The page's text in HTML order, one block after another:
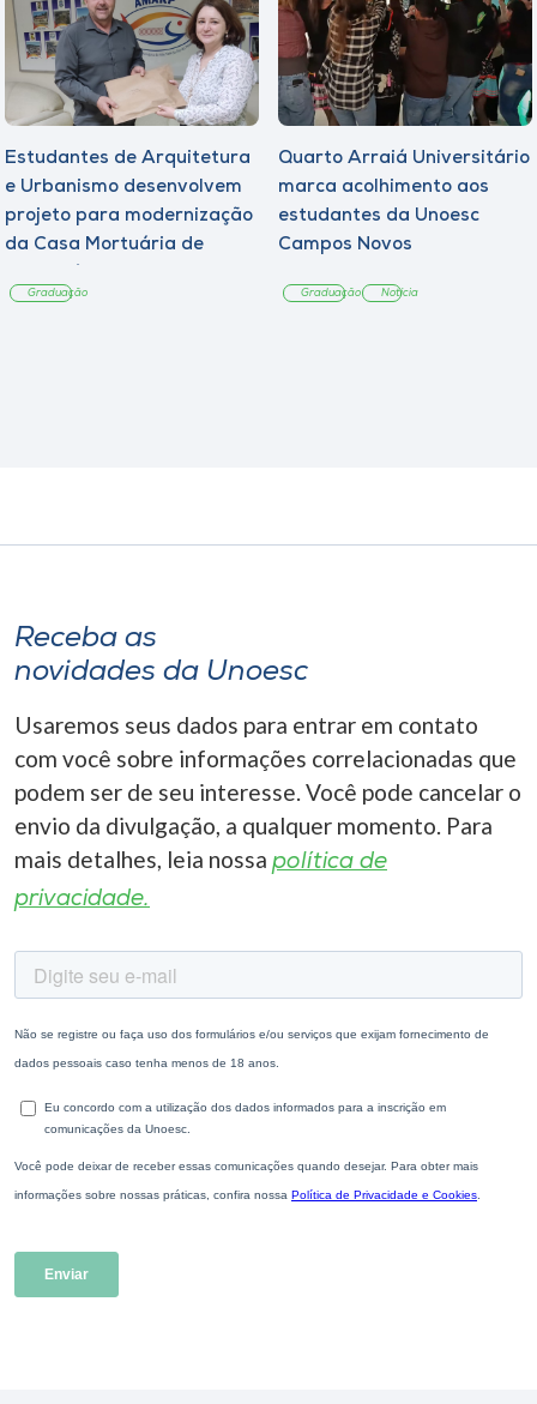
Estudantes de Arquitetura
e Urbanismo desenvolvem
projeto para modernização
da Casa Mortuária de
Graduação
Quarto Arraiá Universitário
marca acolhimento aos
estudantes da Unoesc
Campos Novos
Graduação Notícia
Receba as
novidades da Unoesc
Usaremos seus dados para entrar em contato
com você sobre informações correlacionadas que
podem ser de seu interesse. Você pode cancelar o
envio da divulgação, a qualquer momento. Para
mais detalhes, leia nossa política de
privacidade.